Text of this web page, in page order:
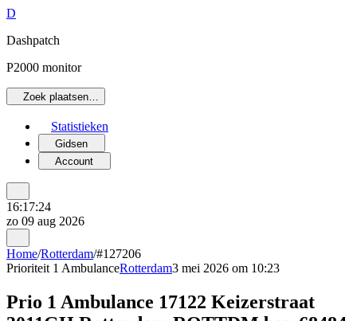
D
Dashpatch
P2000 monitor
Zoek plaatsen…
Statistieken
Gidsen
Account
16:17:24
zo 09 aug 2026
Home/Rotterdam/#127206
Prioriteit 1 AmbulanceRotterdam3 mei 2026 om 10:23
Prio 1 Ambulance 17122 Keizerstraat